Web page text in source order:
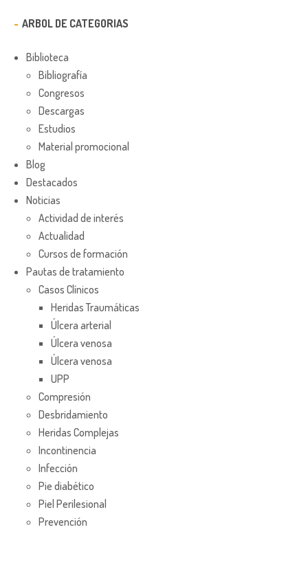
ARBOL DE CATEGORIAS
Biblioteca
Bibliografía
Congresos
Descargas
Estudios
Material promocional
Blog
Destacados
Noticias
Actividad de interés
Actualidad
Cursos de formación
Pautas de tratamiento
Casos Clínicos
Heridas Traumáticas
Úlcera arterial
Úlcera venosa
Úlcera venosa
UPP
Compresión
Desbridamiento
Heridas Complejas
Incontinencia
Infección
Pie diabético
Piel Perilesional
Prevención